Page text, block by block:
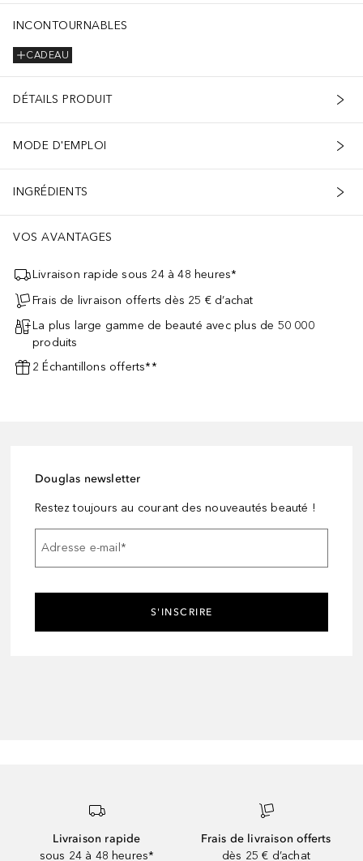
INCONTOURNABLES
CADEAU
DÉTAILS PRODUIT
MODE D'EMPLOI
INGRÉDIENTS
VOS AVANTAGES
Livraison rapide sous 24 à 48 heures*
Frais de livraison offerts dès 25 € d’achat
La plus large gamme de beauté avec plus de 50 000
produits
2 Échantillons offerts**
Douglas newsletter
Restez toujours au courant des nouveautés beauté !
Adresse e-mail*
S'INSCRIRE
Livraison rapide
sous 24 à 48 heures*
Frais de livraison offerts
dès 25 € d’achat